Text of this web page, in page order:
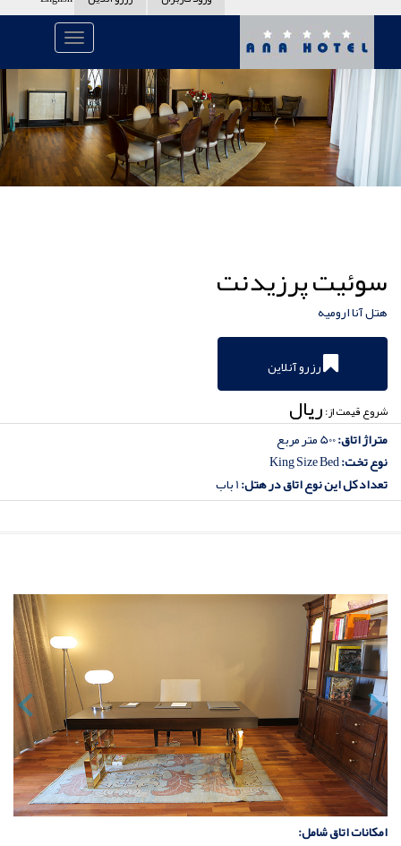
سوئیت پرزیدنت
هتل آنا ارومیه
رزرو آنلاین
شروع قیمت از:ريال
متراژ اتاق:
نوع تخت:
تعداد کل این نوع اتاق‏ در هتل:
امکانات اتاق شامل:‌